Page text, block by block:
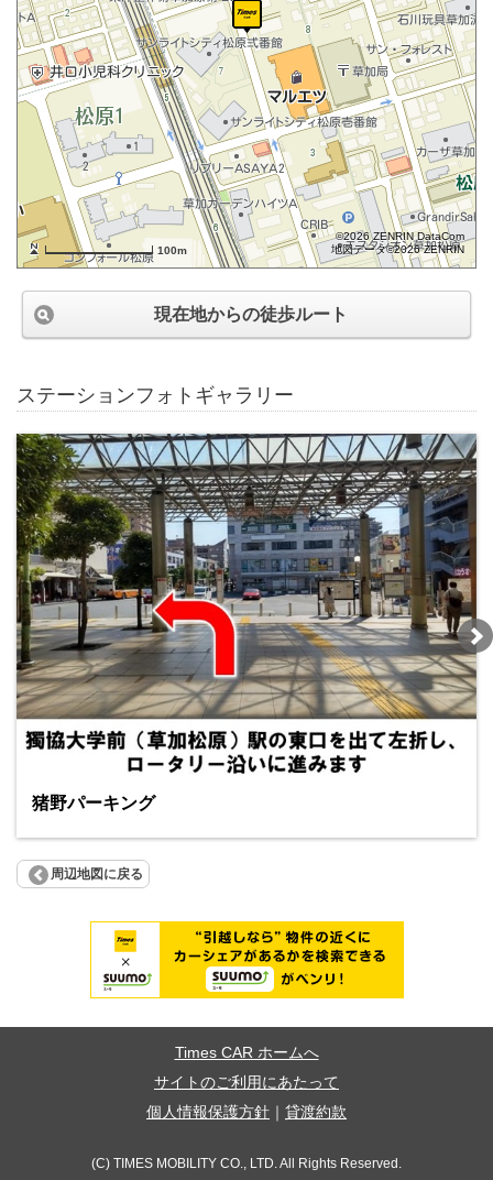
100m
©2026 ZENRIN DataCom
地図データ©2026 ZENRIN
現在地からの徒歩ルート
ステーションフォトギャラリー
猪野パーキング
周辺地図に戻る
Times CAR ホームへ
サイトのご利用にあたって
個人情報保護方針
貸渡約款
(C) TIMES MOBILITY CO., LTD. All Rights Reserved.